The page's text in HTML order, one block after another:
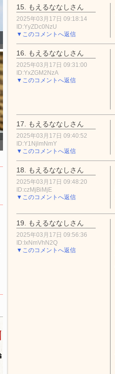
15. もえるななしさん
2025年03月17日 09:18:14
ID:YyZDc0NzU
▼このコメントへ返信
16. もえるななしさん
2025年03月17日 09:31:00
ID:YxZGM2NzA
▼このコメントへ返信
17. もえるななしさん
2025年03月17日 09:40:52
ID:Y1NjlmNmY
▼このコメントへ返信
18. もえるななしさん
2025年03月17日 09:48:20
ID:czMjBiMjE
▼このコメントへ返信
19. もえるななしさん
2025年03月17日 09:56:36
ID:IxNmVhN2Q
▼このコメントへ返信